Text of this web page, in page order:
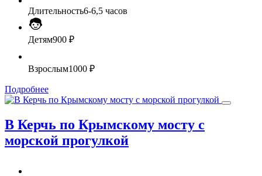
Длительность6-6,5 часов
Детям900 ₽
Взрослым1000 ₽
Подробнее
В Керчь по Крымскому мосту с
морской прогулкой